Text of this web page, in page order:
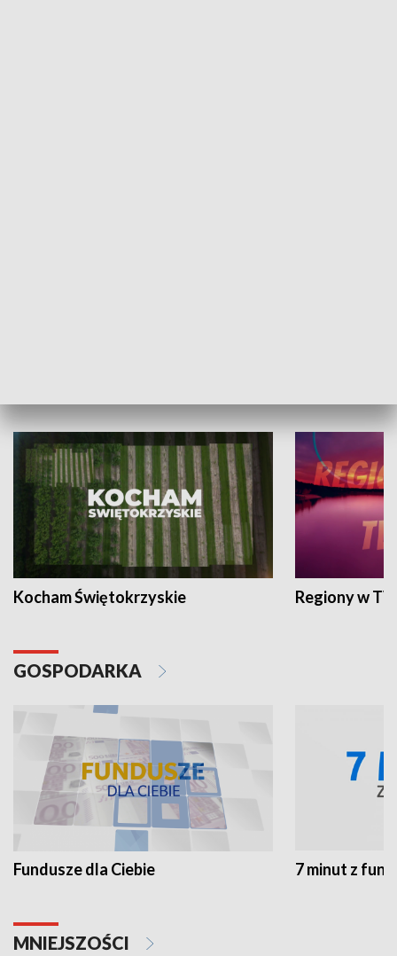
Kocham Świętokrzyskie Regiony w
GOSPODARKA
Fundusze dla Ciebie 7 minut z
MNIEJSZOŚCI